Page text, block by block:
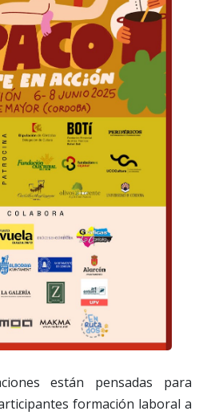
están pensadas para
formación laboral a